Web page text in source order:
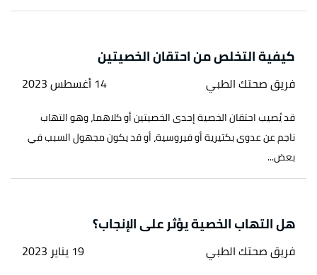
كيفية التخلص من احتقان الخصيتين
فريق صحتك الطبي 14 أغسطس 2023
قد يُصيب احتقان الخصية إحدى الخصيتين أو كلاهما، وهو التهاب
ناجم عن عدوى بكتيرية أو فيروسية، أو قد يكون مجهول السبب في
بعض...
هل التهاب الخصية يؤثر على الإنجاب؟
فريق صحتك الطبي 19 يناير 2023